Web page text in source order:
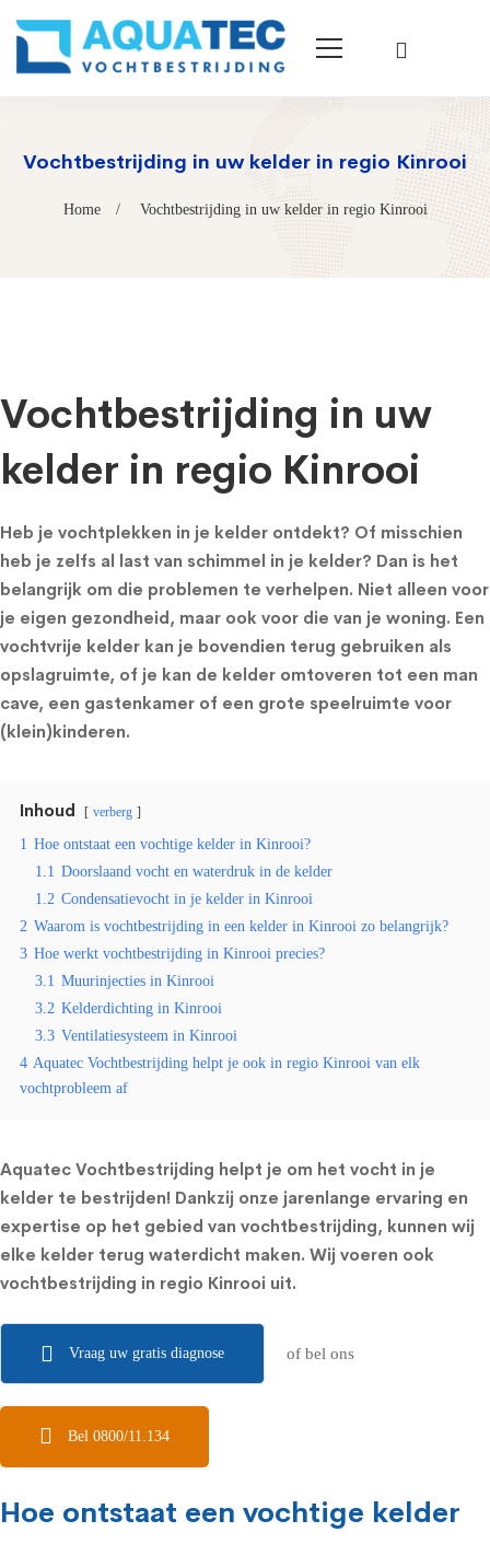
Vochtbestrijding in uw kelder in regio Kinrooi
Home Vochtbestrijding in uw kelder in regio Kinrooi
Vochtbestrijding in uw
kelder in regio Kinrooi
Heb je vochtplekken in je kelder ontdekt? Of misschien
heb je zelfs al last van schimmel in je kelder? Dan is het
belangrijk om die problemen te verhelpen. Niet alleen voor
je eigen gezondheid, maar ook voor die van je woning. Een
vochtvrije kelder kan je bovendien terug gebruiken als
opslagruimte, of je kan de kelder omtoveren tot een man
cave, een gastenkamer of een grote speelruimte voor
(klein)kinderen.
Inhoud verberg
1 Hoe ontstaat een vochtige kelder in Kinrooi?
1.1 Doorslaand vocht en waterdruk in de kelder
1.2 Condensatievocht in je kelder in Kinrooi
2 Waarom is vochtbestrijding in een kelder in Kinrooi zo belangrijk?
3 Hoe werkt vochtbestrijding in Kinrooi precies?
3.1 Muurinjecties in Kinrooi
3.2 Kelderdichting in Kinrooi
3.3 Ventilatiesysteem in Kinrooi
4 Aquatec Vochtbestrijding helpt je ook in regio Kinrooi van elk
vochtprobleem af
Aquatec Vochtbestrijding helpt je om het vocht in je
kelder te bestrijden! Dankzij onze jarenlange ervaring en
expertise op het gebied van vochtbestrijding, kunnen wij
elke kelder terug waterdicht maken. Wij voeren ook
vochtbestrijding in regio Kinrooi uit.
Vraag uw gratis diagnose of bel ons
Bel 0800/11.134
Hoe ontstaat een vochtige kelder